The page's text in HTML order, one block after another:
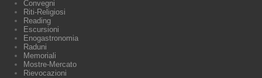
Convegni
Riti-Religiosi
Reading
Escursioni
Enogastronomia
Raduni
Memoriali
Mostre-Mercato
Rievocazioni